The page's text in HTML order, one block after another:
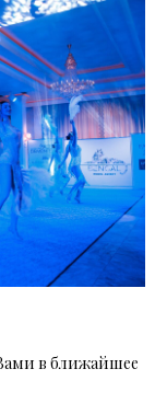
в ближайшее